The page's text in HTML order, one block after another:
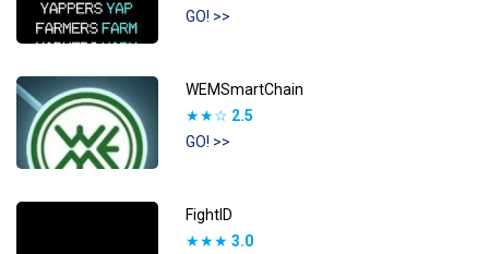
GO! >>
WEMSmartChain
★★☆ 2.5
GO! >>
FightID
★★★ 3.0